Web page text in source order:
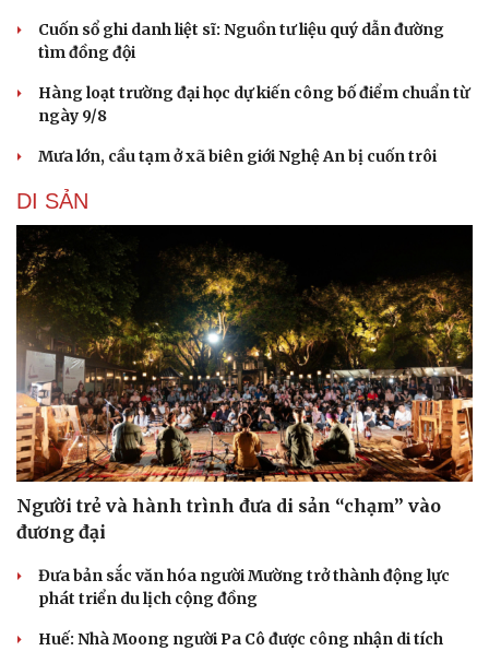
Du lịch
Tư vấn
Săn Tour
check-in
Podcast
Câu chuyện thời sự
Đọc truyện đêm khuya
Cửa sổ tình yêu
Cuốn sổ ghi danh liệt sĩ: Nguồn tư liệu quý dẫn đường
tìm đồng đội
Hàng loạt trường đại học dự kiến công bố điểm chuẩn từ
ngày 9/8
Mưa lớn, cầu tạm ở xã biên giới Nghệ An bị cuốn trôi
DI SẢN
Người trẻ và hành trình đưa di sản “chạm” vào
đương đại
Đưa bản sắc văn hóa người Mường trở thành động lực
phát triển du lịch cộng đồng
Huế: Nhà Moong người Pa Cô được công nhận di tích